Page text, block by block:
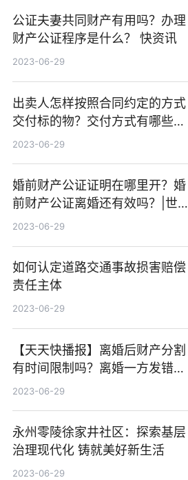
公证夫妻共同财产有用吗？办理
财产公证程序是什么？ 快资讯
2023-06-29
出卖人怎样按照合同约定的方式
交付标的物？交付方式有哪些？_
天天即时
2023-06-29
婚前财产公证证明在哪里开？婚
前财产公证离婚还有效吗？|世界
视讯
2023-06-29
如何认定道路交通事故损害赔偿
责任主体
2023-06-29
【天天快播报】离婚后财产分割
有时间限制吗？离婚一方发错，
赔偿需要什么证据？
2023-06-29
永州零陵徐家井社区：探索基层
治理现代化 铸就美好新生活
2023-06-29